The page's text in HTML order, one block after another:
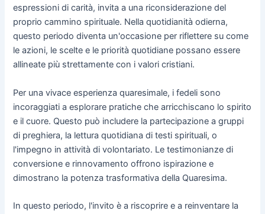
espressioni di carità, invita a una riconsiderazione del
proprio cammino spirituale. Nella quotidianità odierna,
questo periodo diventa un'occasione per riflettere su come
le azioni, le scelte e le priorità quotidiane possano essere
allineate più strettamente con i valori cristiani.
Per una vivace esperienza quaresimale, i fedeli sono
incoraggiati a esplorare pratiche che arricchiscano lo spirito
e il cuore. Questo può includere la partecipazione a gruppi
di preghiera, la lettura quotidiana di testi spirituali, o
l'impegno in attività di volontariato. Le testimonianze di
conversione e rinnovamento offrono ispirazione e
dimostrano la potenza trasformativa della Quaresima.
In questo periodo, l'invito è a riscoprire e a reinventare la